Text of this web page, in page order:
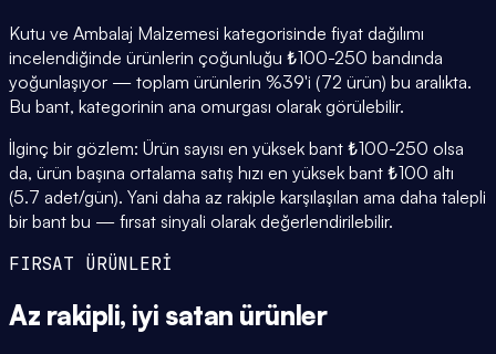
Kutu ve Ambalaj Malzemesi kategorisinde fiyat dağılımı
incelendiğinde ürünlerin çoğunluğu ₺100-250 bandında
yoğunlaşıyor — toplam ürünlerin %39'i (72 ürün) bu aralıkta.
Bu bant, kategorinin ana omurgası olarak görülebilir.
İlginç bir gözlem: Ürün sayısı en yüksek bant ₺100-250 olsa
da, ürün başına ortalama satış hızı en yüksek bant ₺100 altı
(5.7 adet/gün). Yani daha az rakiple karşılaşılan ama daha talepli
bir bant bu — fırsat sinyali olarak değerlendirilebilir.
FIRSAT ÜRÜNLERİ
Az rakipli, iyi satan ürünler